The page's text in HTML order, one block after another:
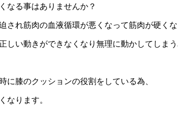
なる事はありませんか？
され筋肉の血液循環が悪くなって筋肉が硬くな
い動きができなくなり無理に動かしてしまう
に膝のクッションの役割をしている為、
なります。